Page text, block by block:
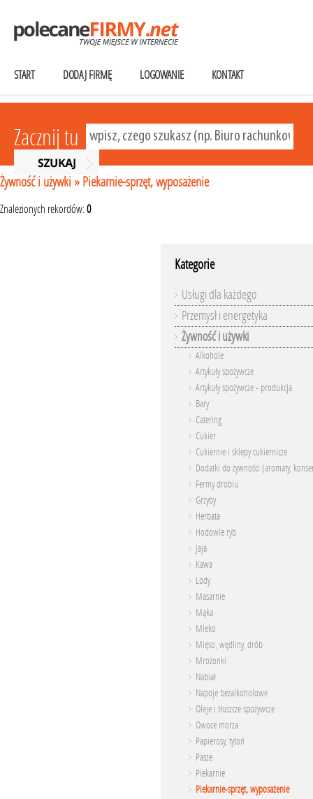
START DODAJ FIRMĘ LOGOWANIE KONTAKT
Zacznij tu
Żywność i używki » Piekarnie-sprzęt, wyposażenie
Znalezionych rekordów:0
Kategorie
Usługi dla każdego
Przemysł i energetyka
Żywność i używki
Alkohole
Artykuły spożywcze
Artykuły spożywcze - produkcja
Bary
Catering
Cukier
Cukiernie i sklepy cukiernicze
Dodatki do żywności (aromaty,
Fermy drobiu
Grzyby
Herbata
Hodowle ryb
Jaja
Kawa
Lody
Masarnie
Mąka
Mleko
Mięso, wędliny, drób
Mrożonki
Nabiał
Napoje bezalkoholowe
Oleje i tłuszcze spożywcze
Owoce morza
Papierosy, tytoń
Pasze
Piekarnie
Piekarnie-sprzęt, wyposażenie